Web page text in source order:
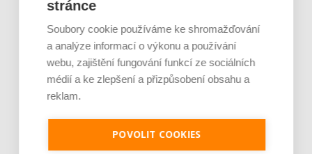
následně odstraňuje celkovou
produkce hormonu
melatoninu, který pomáhá
regulovat spánek,“řekl
Kárych.
Tweet
stránce
Soubory cookie používáme ke shromažďování
a analýze informací o výkonu a používání
webu, zajištění fungování funkcí ze sociálních
médií a ke zlepšení a přizpůsobení obsahu a
reklam.
POVOLIT COOKIES